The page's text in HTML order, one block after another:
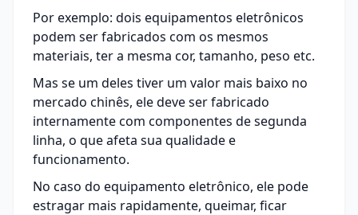
Por exemplo: dois equipamentos eletrônicos
podem ser fabricados com os mesmos
materiais, ter a mesma cor, tamanho, peso etc.
Mas se um deles tiver um valor mais baixo no
mercado chinês, ele deve ser fabricado
internamente com componentes de segunda
linha, o que afeta sua qualidade e
funcionamento.
No caso do equipamento eletrônico, ele pode
estragar mais rapidamente, queimar, ficar